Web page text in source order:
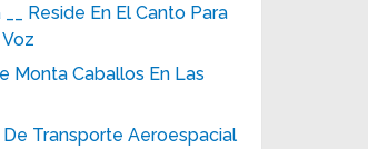
Reside En El Canto Para
Monta Caballos En Las
Transporte Aeroespacial